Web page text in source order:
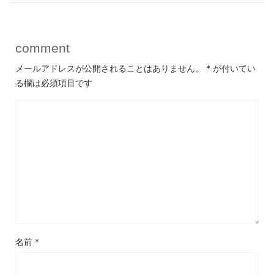
comment
メールアドレスが公開されることはありません。 * が付いてい
る欄は必須項目です
名前 *